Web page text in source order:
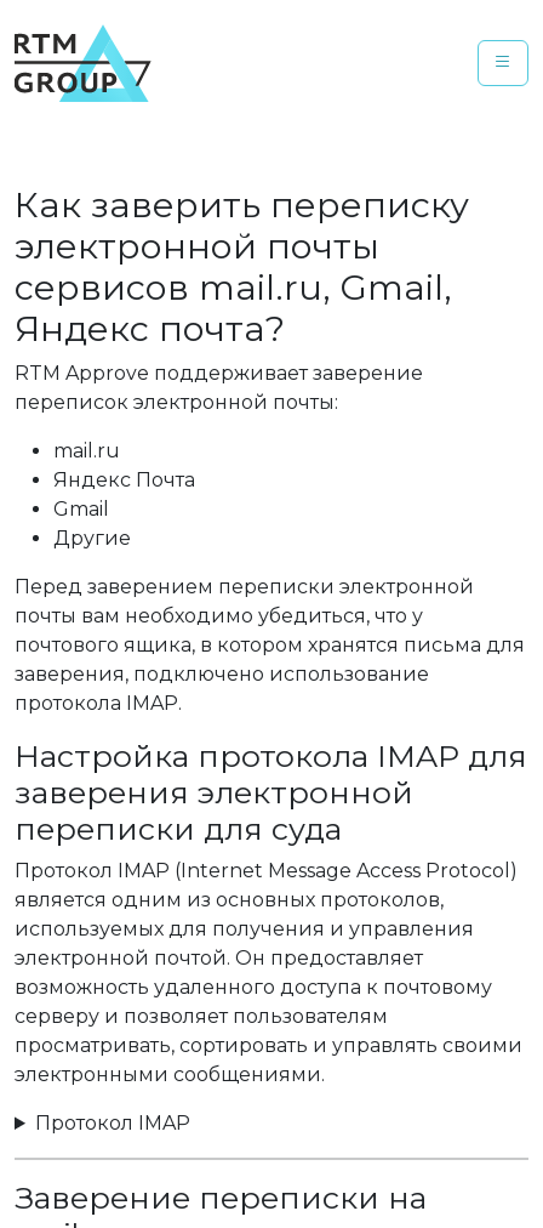
Как заверить переписку
электронной почты
сервисов mail.ru, Gmail,
Яндекс почта?
RTM Approve поддерживает заверение
переписок электронной почты:
mail.ru
Яндекс Почта
Gmail
Другие
Перед заверением переписки электронной
почты вам необходимо убедиться, что у
почтового ящика, в котором хранятся письма для
заверения, подключено использование
протокола IMAP.
Настройка протокола IMAP для
заверения электронной
переписки для суда
Протокол IMAP (Internet Message Access Protocol)
является одним из основных протоколов,
используемых для получения и управления
электронной почтой. Он предоставляет
возможность удаленного доступа к почтовому
серверу и позволяет пользователям
просматривать, сортировать и управлять своими
электронными сообщениями.
Протокол IMAP
Заверение переписки на